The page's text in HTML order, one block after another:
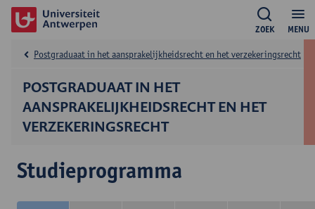
MENU
ZOEK
POSTGRADUAAT IN HET
AANSPRAKELIJKHEIDSRECHT EN HET
VERZEKERINGSRECHT
Postgraduaat in het aansprakelijkheidsrecht en het verzekeringsrecht
Studieprogramma